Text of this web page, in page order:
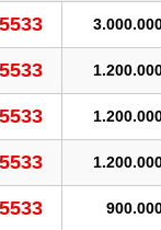
5533
5533
5533
5533
5533